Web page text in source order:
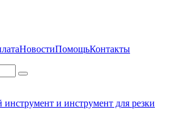
НовостиПомощьКонтакты
и инструмент для резки